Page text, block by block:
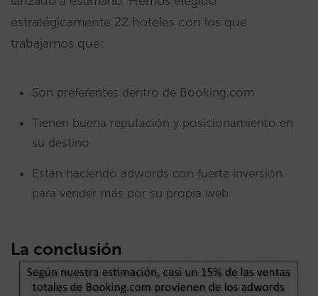
estratégicamente 22 hoteles con los que
trabajamos que:
Son preferentes dentro de Booking.com
Tienen buena reputación y posicionamiento en
su destino
Están haciendo adwords con fuerte inversión
para vender más por su propia web
La conclusión